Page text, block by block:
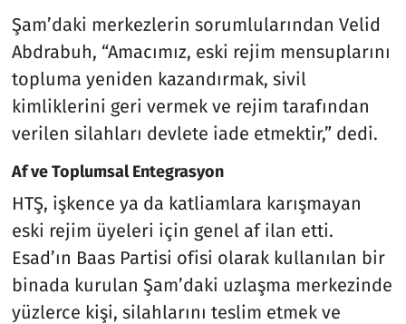
Şam’daki merkezlerin sorumlularından Velid
Abdrabuh, “Amacımız, eski rejim mensuplarını
topluma yeniden kazandırmak, sivil
kimliklerini geri vermek ve rejim tarafından
verilen silahları devlete iade etmektir,” dedi.
Af ve Toplumsal Entegrasyon
HTŞ, işkence ya da katliamlara karışmayan
eski rejim üyeleri için genel af ilan etti.
Esad’ın Baas Partisi ofisi olarak kullanılan bir
binada kurulan Şam’daki uzlaşma merkezinde
yüzlerce kişi, silahlarını teslim etmek ve